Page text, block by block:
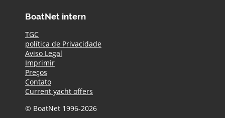
BoatNet intern
TGC
política de Privacidade
Aviso Legal
Imprimir
Preços
Contato
Current yacht offers
© BoatNet 1996-2026